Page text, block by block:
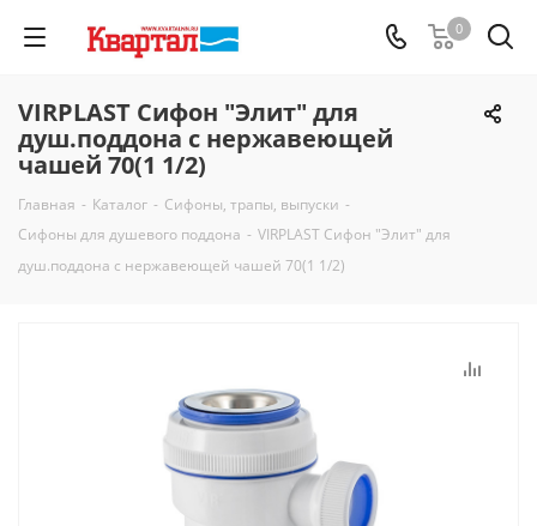
0
VIRPLAST Сифон "Элит" для
душ.поддона с нержавеющей
чашей 70(1 1/2)
Главная - Каталог - Сифоны, трапы, выпуски -
Сифоны для душевого поддона - VIRPLAST Сифон "Элит" для
душ.поддона с нержавеющей чашей 70(1 1/2)